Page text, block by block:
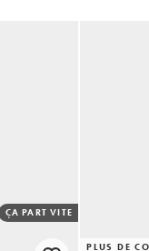
ÇA PART VITE
PLUS DE